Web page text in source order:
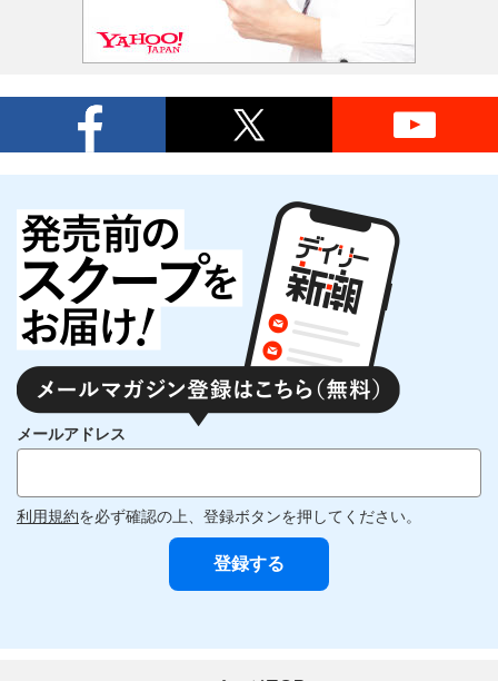
メールアドレス
利用規約を必ず確認の上、登録ボタンを押してください。